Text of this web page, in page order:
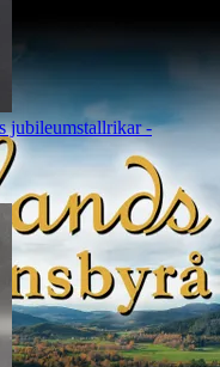
ska inom 14 dagar efter
att man
ska innehålla
bekostnad och vara oss
om ångerrättens
auktionshusets adress -
tillbaka i exakt samma
paketera och hantera
transporten. Vi har rätt
som uppstått till
omfattning än som varit
fall till fall. Vi försöker
Efter att kundens retur
varan. Ångerrätten
jubileumstallrikar -